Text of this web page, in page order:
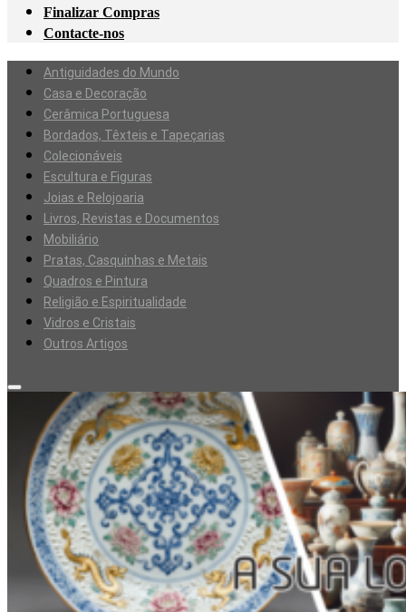
Finalizar Compras
Contacte-nos
Antiguidades do Mundo
Casa e Decoração
Cerâmica Portuguesa
Bordados, Têxteis e Tapeçarias
Colecionáveis
Escultura e Figuras
Joias e Relojoaria
Livros, Revistas e Documentos
Mobiliário
Pratas, Casquinhas e Metais
Quadros e Pintura
Religião e Espiritualidade
Vidros e Cristais
Outros Artigos